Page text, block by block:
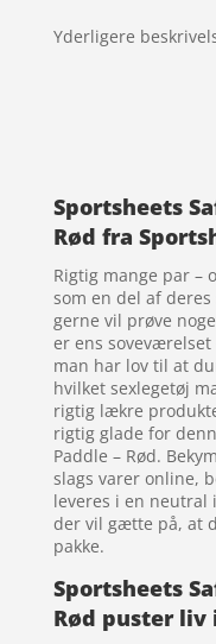
Yderligere
Sportsheets
Rød fra
Rigtig mange par –
som en del af
gerne vil prøve
er ens
man har lov til at
hvilket sexlegetøj
rigtig lækre
rigtig glade for
Paddle – Rød.
slags varer online,
leveres i en neutral
der vil gætte på, at
pakke.
Sportsheets
Rød puster liv